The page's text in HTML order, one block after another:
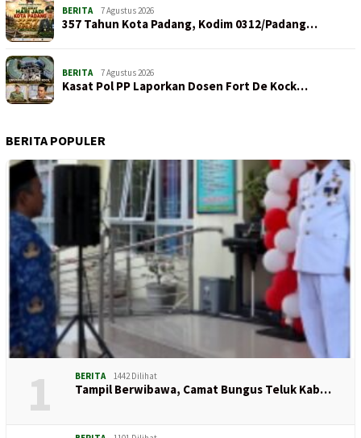
BERITA 7 Agustus 2026
357 Tahun Kota Padang, Kodim 0312/Padang…
BERITA 7 Agustus 2026
Kasat Pol PP Laporkan Dosen Fort De Kock…
BERITA POPULER
1 BERITA 1442 Dilihat
Tampil Berwibawa, Camat Bungus Teluk Kab…